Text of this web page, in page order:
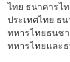
ไทย ธนาคารไ
ประเทศไทย ธ
ทหารไทยธนช
ทหารไทยและ